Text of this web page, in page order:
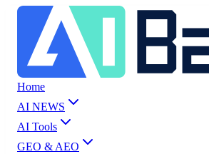
Home
AI NEWS
AI Tools
GEO & AEO